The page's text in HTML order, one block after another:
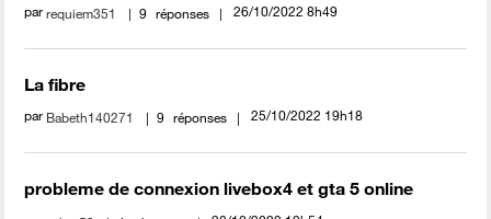
parrequiem351 9 réponses ‎26/10/2022 8h49
La fibre
par Babeth140271 9 réponses ‎25/10/2022 19h18
probleme de connexion livebox4 et gta 5 online